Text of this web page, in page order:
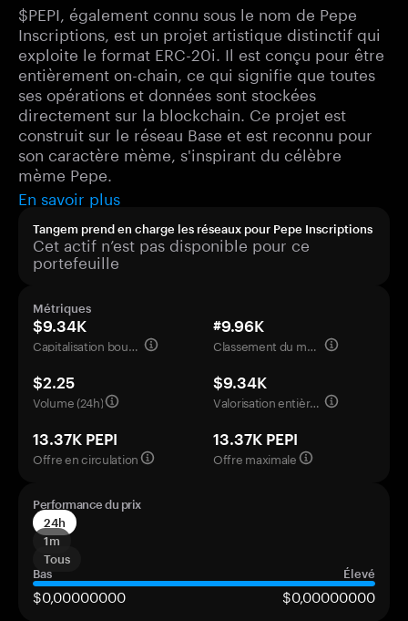
$PEPI, également connu sous le nom de Pepe
Inscriptions, est un projet artistique distinctif qui
exploite le format ERC-20i. Il est conçu pour être
entièrement on-chain, ce qui signifie que toutes
ses opérations et données sont stockées
directement sur la blockchain. Ce projet est
construit sur le réseau Base et est reconnu pour
son caractère mème, s'inspirant du célèbre
mème Pepe.
En savoir plus
Tangem prend en charge les réseaux pour Pepe Inscriptions
Cet actif n’est pas disponible pour ce
portefeuille
Métriques
$9.34K
Capitalisation boursière
#9.96K
Classement du marché
$2.25
Volume (24h)
$9.34K
Valorisation entièrement diluée
13.37K PEPI
Offre en circulation
13.37K PEPI
Offre maximale
Performance du prix
24h
1m
Tous
Bas
Élevé
$0,00000000
$0,00000000